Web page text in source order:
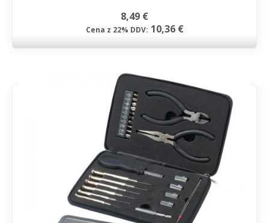
8,49 €
Cena z 22% DDV: 10,36 €